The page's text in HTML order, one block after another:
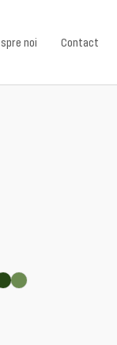
noi Contact